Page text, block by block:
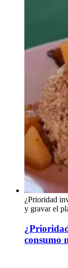
¿Prioridad
y gravar el
consumo